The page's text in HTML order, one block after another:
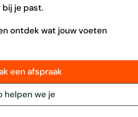
je past.
ontdek wat jouw voeten
een afspraak
helpen we je